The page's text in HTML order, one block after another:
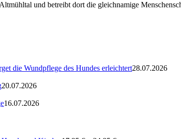
und betreibt dort die gleichnamige
die Wundpflege des Hundes erleichtert28.07.2026
20.07.2026
16.07.2026